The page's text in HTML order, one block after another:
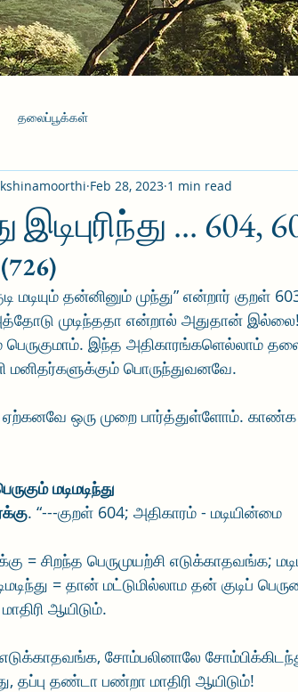
தலைப்பூக்கள்
இடிபுரிந்து ... 604,
Feb 28, 2023 1 min read
மடியும் தன்னினும் முந்து” என்றார் குறள்
அத்தோடு முடிந்ததா என்றால் அதுதான் இல்லை!
பெருகுமாம். இந்த
மனிதர்களுக்கும் பொருந்துவனவே.
ஒரு முறை பார்த்துள்ளோம். காண்க
மடிமடிந்து
. “---குறள் 604; அதிகாரம் - மடியின்மை
= சிறந்த பெருமுயற்சி எடுக்காதவங்க;
= தான் மட்டுமில்லாம தன் குடிப்
ஆயிடும்.
எடுக்காதவங்க, சோம்பலினாலே
தப்பு தண்டா பண்றா மாதிரி ஆயிடும்!